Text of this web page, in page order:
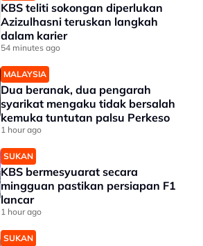
KBS teliti sokongan diperlukan
Azizulhasni teruskan langkah
dalam karier
54 minutes ago
MALAYSIA
Dua beranak, dua pengarah
syarikat mengaku tidak bersalah
kemuka tuntutan palsu Perkeso
1 hour ago
SUKAN
KBS bermesyuarat secara
mingguan pastikan persiapan F1
lancar
1 hour ago
SUKAN